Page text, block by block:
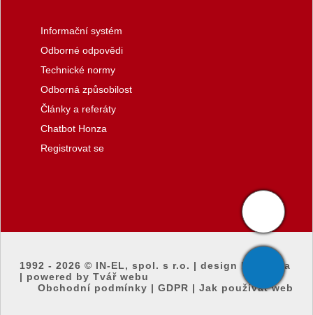
Informační systém
Odborné odpovědi
Technické normy
Odborná způsobilost
Články a referáty
Chatbot Honza
Registrovat se
1992 - 2026 © IN-EL, spol. s r.o. | design by honza
| powered by Tvář webu
Obchodní podmínky |GDPR |Jak používat web